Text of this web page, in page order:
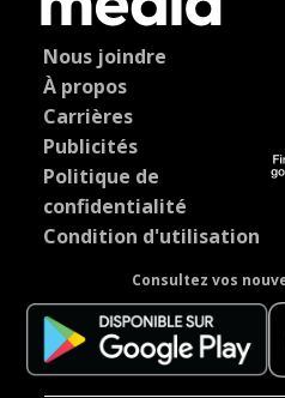
Nous joindre
À propos
Carrières
Publicités
Politique de
confidentialité
Condition d'utilisation
Consultez vos